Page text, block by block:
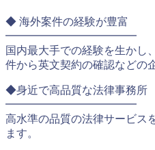
◆ 海外案件の経験が豊富
━━━━━━━━━━━━
国内最大手での経験を生かし
件から英文契約の確認などの
◆身近で高品質な法律事務所
━━━━━━━━━━━━
高水準の品質の法律サービス
ます。